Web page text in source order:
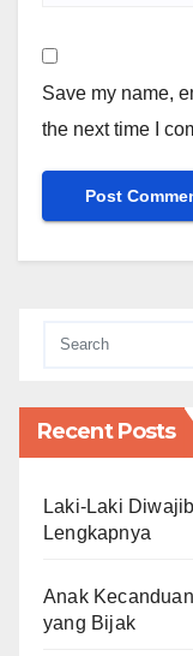
Save my name,
the next time I
Recent Posts
Laki-Laki
Lengkapnya
Anak
yang Bijak